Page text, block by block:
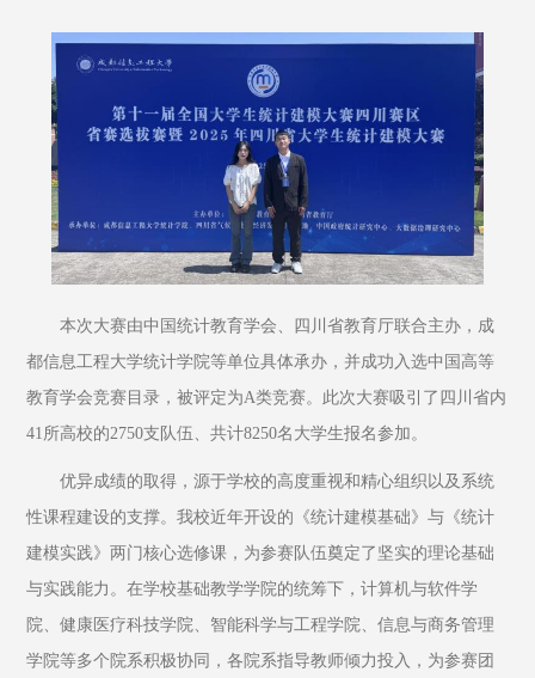
本次大赛由中国统计教育学会、四川省教育厅联合主办，成
都信息工程大学统计学院等单位具体承办，并成功入选中国高等
教育学会竞赛目录，被评定为A类竞赛。此次大赛吸引了四川省内
41所高校的2750支队伍、共计8250名大学生报名参加。
优异成绩的取得，源于学校的高度重视和精心组织以及系统
性课程建设的支撑。我校近年开设的《统计建模基础》与《统计
建模实践》两门核心选修课，为参赛队伍奠定了坚实的理论基础
与实践能力。在学校基础教学学院的统筹下，计算机与软件学
院、健康医疗科技学院、智能科学与工程学院、信息与商务管理
学院等多个院系积极协同，各院系指导教师倾力投入，为参赛团